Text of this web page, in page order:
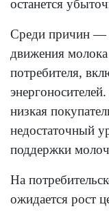
останется
Среди причин —
движения
потребителя,
низкая
недостаточный
поддержки
На
ожидается рост